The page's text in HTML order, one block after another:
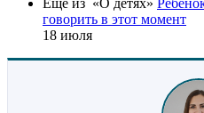
говорить в этот момент
18 июля